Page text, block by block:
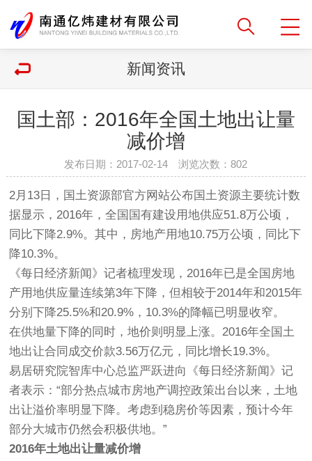
新闻资讯
国土部：2016年全国土地出让量
减价增
发布日期：2017-02-14 浏览次数：802
2月13日，国土资源部官方网站公布国土资源主要统计数
据显示，2016年，全国国有建设用地供应51.8万公顷，
同比下降2.9%。其中，房地产用地10.75万公顷，同比下
降10.3%。
《每日经济新闻》记者梳理发现，2016年已是全国房地
产用地供应量连续第3年下降，但相较于2014年和2015年
分别下降25.5%和20.9%，10.3%的降幅已明显收窄。
在供地量下降的同时，地价则明显上涨。2016年全国土
地出让合同成交价款3.56万亿元，同比增长19.3%。
易居研究院智库中心总监严跃进向《每日经济新闻》记
者表示：“部分热点城市房地产调控政策出台以来，土地
出让溢价率明显下降。考虑到稳房价等因素，预计今年
部分大城市仍然会积极供地。”
2016年土地出让量减价增